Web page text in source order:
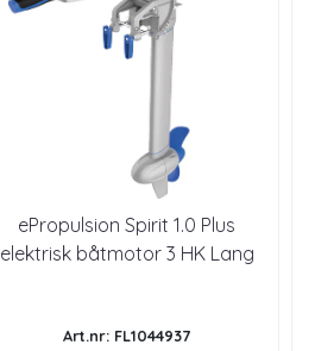
ePropulsion Spirit 1.0 Plus
elektrisk båtmotor 3 HK Lang
Art.nr: FL1044937